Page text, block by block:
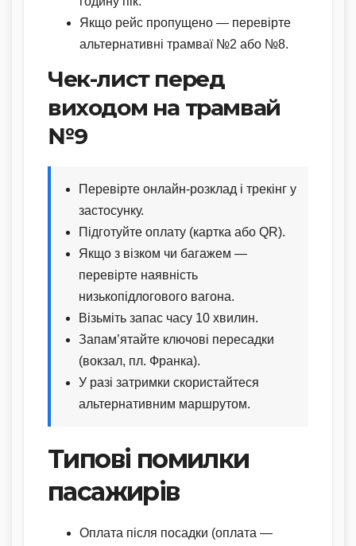
Якщо рейс пропущено — перевірте
альтернативні трамваї №2 або №8.
Чек-лист перед
виходом на трамвай
№9
Перевірте онлайн-розклад і трекінг у
застосунку.
Підготуйте оплату (картка або QR).
Якщо з візком чи багажем —
перевірте наявність
низькопідлогового вагона.
Візьміть запас часу 10 хвилин.
Запам’ятайте ключові пересадки
(вокзал, пл. Франка).
У разі затримки скористайтеся
альтернативним маршрутом.
Типові помилки
пасажирів
Оплата після посадки (оплата —